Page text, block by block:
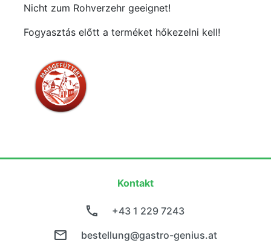
Nicht zum Rohverzehr geeignet!
Fogyasztás előtt a terméket hőkezelni kell!
Kontakt
+43 1 229 7243
bestellung@gastro-genius.at